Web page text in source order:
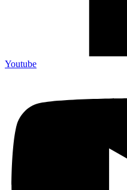
Youtube